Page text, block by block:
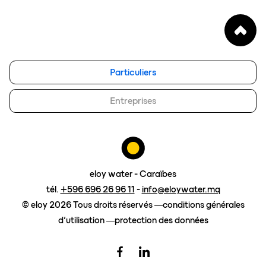
eloy group
travailler chez eloy
Contact
Particuliers
Entreprises
eloy water - Caraïbes
tél. +596 696 26 96 11 -info@eloywater.mq
© eloy 2026 Tous droits réservés
conditions générales
d’utilisation
protection des données